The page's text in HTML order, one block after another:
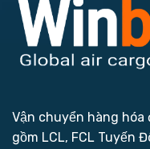
Vận chuyển hàng hóa
gồm LCL, FCL Tuyến